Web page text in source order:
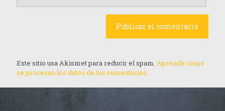
Este sitio usa Akismet para reducir el spam. Aprende cómo
se procesan los datos de tus comentarios.